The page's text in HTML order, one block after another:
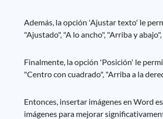
Además, la opción 'Ajustar texto' le
"Ajustado", "A lo ancho", "Arriba y
Finalmente, la opción 'Posición' le
"Centro con cuadrado", "Arriba a la
Entonces, insertar imágenes en Word
imágenes para mejorar